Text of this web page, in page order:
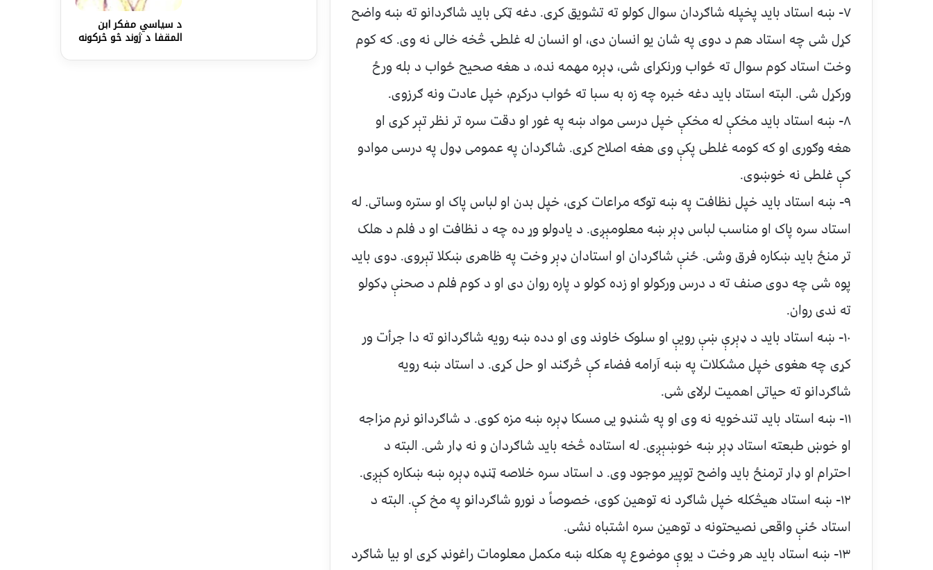
۷- ښه استاد باید پخپله شاګردان سوال کولو ته تشویق کړی. دغه ټکی باید شاګردانو ته ښه واضح
کړل شی چه استاد هم د دوی په شان یو انسان دی، او انسان له غلطۍ څخه خالی نه وی. که کوم
وخت استاد کوم سوال ته ځواب ورنکړای شی، ډېره مهمه نده، د هغه صحیح ځواب د بله ورځ
ورکړل شی. البته استاد باید دغه خبره چه زه به سبا ته ځواب درکړم، خپل عادت ونه ګرزوی.
۸- ښه استاد باید مخکې له مخکې خپل درسی مواد ښه په غور او دقت سره تر نظر تېر کړی او
هغه وګوری او که کومه غلطی پکې وی هغه اصلاح کړی. شاګردان په عمومی ډول په درسی موادو
کې غلطی نه خوښوی.
۹- ښه استاد باید خپل نظافت په ښه توګه مراعات کړی، خپل بدن او لباس پاک او ستره وساتی. له
استاد سره پاک او مناسب لباس ډېر ښه معلومېږی. د یادولو وړ ده چه د نظافت او د فلم د هلک
تر منځ باید ښکاره فرق وشی. ځنې شاګردان او استادان ډېر وخت په ظاهری ښکلا تېروی. دوی باید
پوه شی چه دوی صنف ته د درس ورکولو او زده کولو د پاره روان دی او د کوم فلم د صحنې ډکولو
ته ندی روان.
۱۰- ښه استاد باید د ډېرې ښې رویې او سلوک خاوند وی او دده ښه رویه شاګردانو ته دا جرأت ور
کړی چه هغوی خپل مشکلات په ښه آرامه فضاء کې څرګند او حل کړی. د استاد ښه رویه
شاګردانو ته حیاتی اهمیت لرلای شی.
۱۱- ښه استاد باید تندخویه نه وی او په شنډو یی مسکا ډېره ښه مزه کوی. د شاګردانو نرم مزاجه
او خوښ طبعته استاد ډېر ښه خوښېږی. له استاده څخه باید شاګردان و نه ډار شی. البته د
احترام او ډار ترمنځ باید واضح توپیر موجود وی. د استاد سره خلاصه ټنډه ډېره ښه ښکاره کېږی.
۱۲- ښه استاد هیڅکله خپل شاګرد نه توهین کوی، خصوصاً د نورو شاګردانو په مخ کې. البته د
استاد ځنې واقعی نصیحتونه د توهین سره اشتباه نشی.
۱۳- ښه استاد باید هر وخت د یوې موضوع په هکله ښه مکمل معلومات راغونډ کړی او بیا شاګرد
د سیاسي مفکر ابن
المقفا د ژوند څو څرکونه